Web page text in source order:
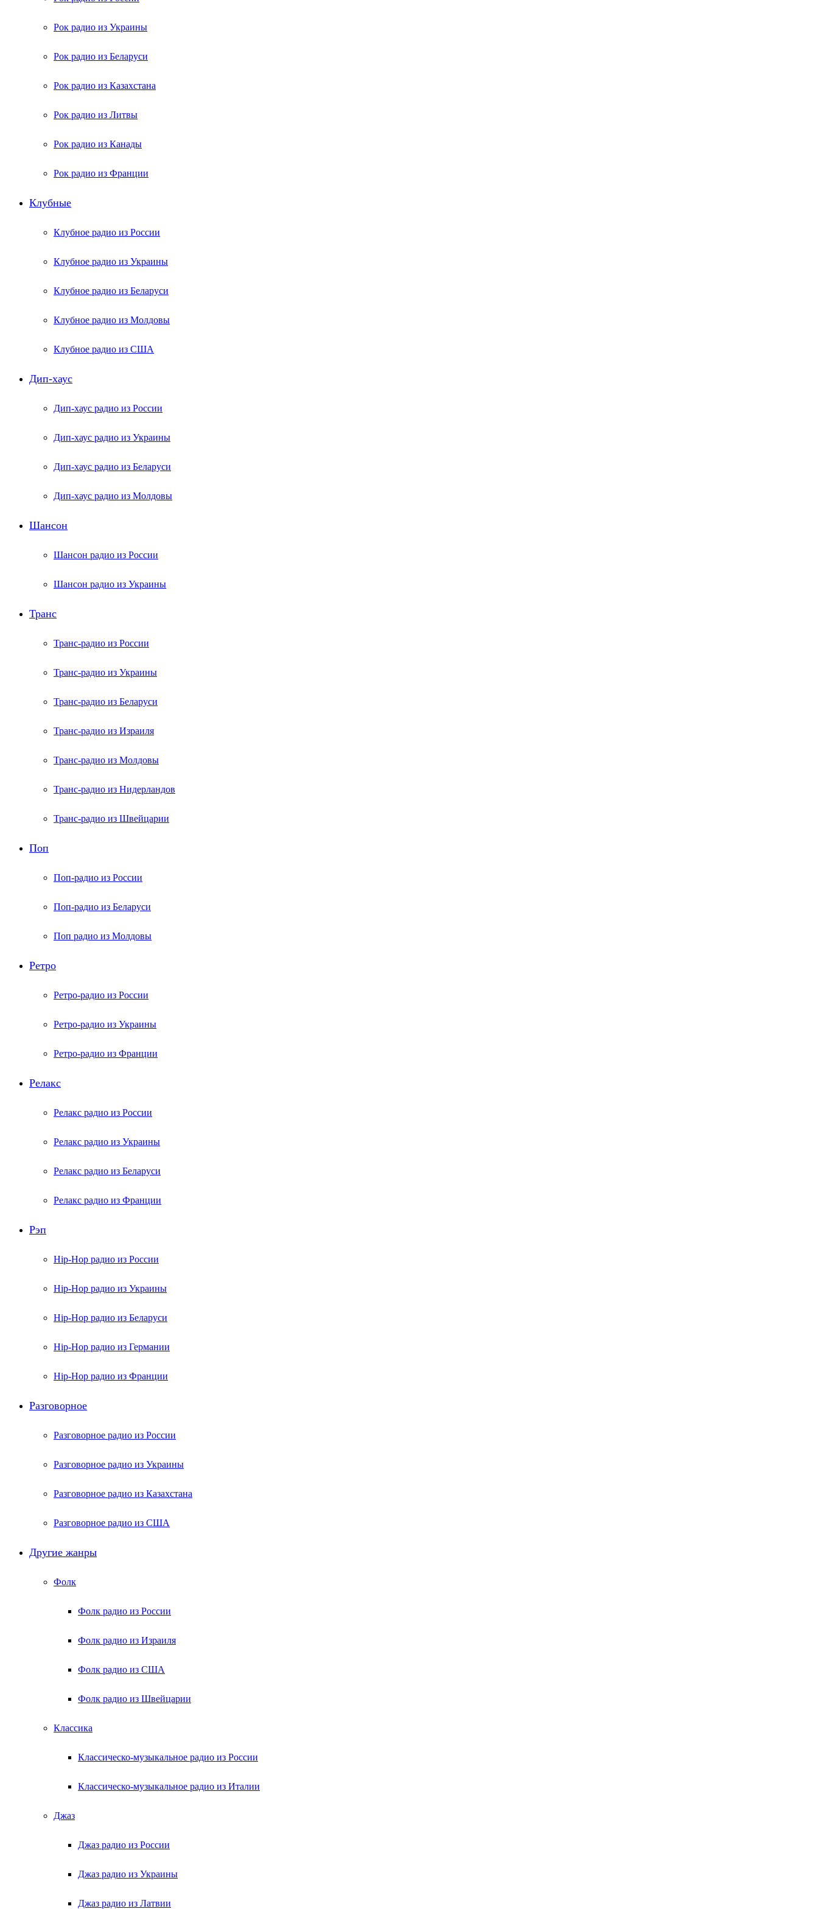
Рок радио из Украины
Рок радио из Беларуси
Рок радио из Казахстана
Рок радио из Литвы
Рок радио из Канады
Рок радио из Франции
Клубные
Клубное радио из России
Клубное радио из Украины
Клубное радио из Беларуси
Клубное радио из Молдовы
Клубное радио из США
Дип-хаус
Дип-хаус радио из России
Дип-хаус радио из Украины
Дип-хаус радио из Беларуси
Дип-хаус радио из Молдовы
Шансон
Шансон радио из России
Шансон радио из Украины
Транс
Транс-радио из России
Транс-радио из Украины
Транс-радио из Беларуси
Транс-радио из Израиля
Транс-радио из Молдовы
Транс-радио из Нидерландов
Транс-радио из Швейцарии
Поп
Поп-радио из России
Поп-радио из Беларуси
Поп радио из Молдовы
Ретро
Ретро-радио из России
Ретро-радио из Украины
Ретро-радио из Франции
Релакс
Релакс радио из России
Релакс радио из Украины
Релакс радио из Беларуси
Релакс радио из Франции
Рэп
Hip-Hop радио из России
Hip-Hop радио из Украины
Hip-Hop радио из Беларуси
Hip-Hop радио из Германии
Hip-Hop радио из Франции
Разговорное
Разговорное радио из России
Разговорное радио из Украины
Разговорное радио из Казахстана
Разговорное радио из США
Другие жанры
Фолк
Фолк радио из России
Фолк радио из Израиля
Фолк радио из США
Фолк радио из Швейцарии
Классика
Классическо-музыкальное радио из России
Классическо-музыкальное радио из Италии
Джаз
Джаз радио из России
Джаз радио из Украины
Джаз радио из Латвии